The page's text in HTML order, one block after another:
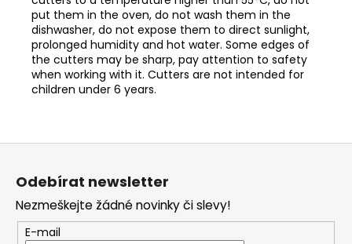
put them in the oven, do not wash them in the
dishwasher, do not expose them to direct sunlight,
prolonged humidity and hot water. Some edges of
the cutters may be sharp, pay attention to safety
when working with it. Cutters are not intended for
children under 6 years.
Z
Odebírat newsletter
Nezmeškejte žádné novinky či slevy!
E-mail